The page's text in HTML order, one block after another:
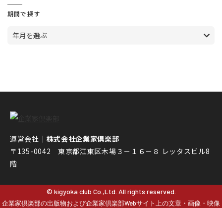
期間で探す
年月を選ぶ
運営会社｜ 株式会社企業家倶楽部
〒135-0042 東京都江東区木場３－１６－８ レッタスビル8
階
© kigyoka club Co.,Ltd. All rights reserved.
企業家倶楽部の出版物および企業家倶楽部Webサイト上の文章・画像・映像